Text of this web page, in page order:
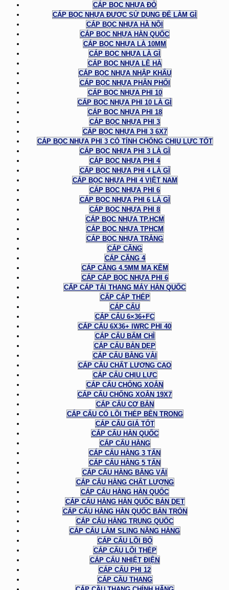
CÁP BỌC NHỰA ĐỎ
CÁP BỌC NHỰA ĐƯỢC SỬ DỤNG ĐỂ LÀM GÌ
CÁP BỌC NHỰA HÀ NỘI
CÁP BỌC NHỰA HÀN QUỐC
CÁP BỌC NHỰA LÀ 10MM
CÁP BỌC NHỰA LÀ GÌ
CÁP BỌC NHỰA LÊ HÀ
CÁP BỌC NHỰA NHẬP KHẨU
CÁP BỌC NHỰA PHÂN PHỐI
CÁP BỌC NHỰA PHI 10
CÁP BỌC NHỰA PHI 10 LÀ GÌ
CÁP BỌC NHỰA PHI 18
CÁP BỌC NHỰA PHI 3
CÁP BỌC NHỰA PHI 3 6X7
CÁP BỌC NHỰA PHI 3 CÓ TÍNH CHỐNG CHỊU LỰC TỐT
CÁP BỌC NHỰA PHI 3 LÀ GÌ
CÁP BỌC NHỰA PHI 4
CÁP BỌC NHỰA PHI 4 LÀ GÌ
CÁP BỌC NHỰA PHI 4 VIỆT NAM
CÁP BỌC NHỰA PHI 6
CÁP BỌC NHỰA PHI 6 LÀ GÌ
CÁP BỌC NHỰA PHI 8
CÁP BỌC NHỰA TP.HCM
CÁP BỌC NHỰA TPHCM
CÁP BỌC NHỰA TRẮNG
CÁP CĂNG
CÁP CĂNG 4
CÁP CĂNG 4.5MM MẠ KẼM
CÁP CÁP BỌC NHỰA PHI 6
CẤP CÁP TẢI THANG MÁY HÀN QUỐC
CẤP CÁP THÉP
CÁP CẨU
CÁP CẨU 6×36+FC
CÁP CẨU 6X36+ IWRC PHI 40
CÁP CẨU BẤM CHÌ
CÁP CẨU BẢN DẸP
CÁP CẨU BẰNG VẢI
CÁP CẨU CHẤT LƯỢNG CAO
CÁP CẨU CHỊU LỰC
CÁP CẨU CHỐNG XOẮN
CÁP CẨU CHỐNG XOẮN 19X7
CÁP CẨU CƠ BẢN
CÁP CẨU CÓ LÕI THÉP BÊN TRONG
CÁP CẨU GIÁ TỐT
CÁP CẨU HÀN QUỐC
CÁP CẨU HÀNG
CÁP CẨU HÀNG 3 TẤN
CÁP CẨU HÀNG 5 TẤN
CÁP CẨU HÀNG BẰNG VẢI
CÁP CẨU HÀNG CHẤT LƯỢNG
CÁP CẨU HÀNG HÀN QUỐC
CÁP CẨU HÀNG HÀN QUỐC BẢN DẸT
CÁP CẨU HÀNG HÀN QUỐC BẢN TRÒN
CÁP CẨU HÀNG TRUNG QUỐC
CÁP CẨU LÀM SLING NÂNG HÀNG
CÁP CẨU LÕI BỐ
CÁP CẨU LÕI THÉP
CÁP CẨU NHIỆT ĐIỆN
CÁP CẨU PHI 12
CÁP CẦU THANG